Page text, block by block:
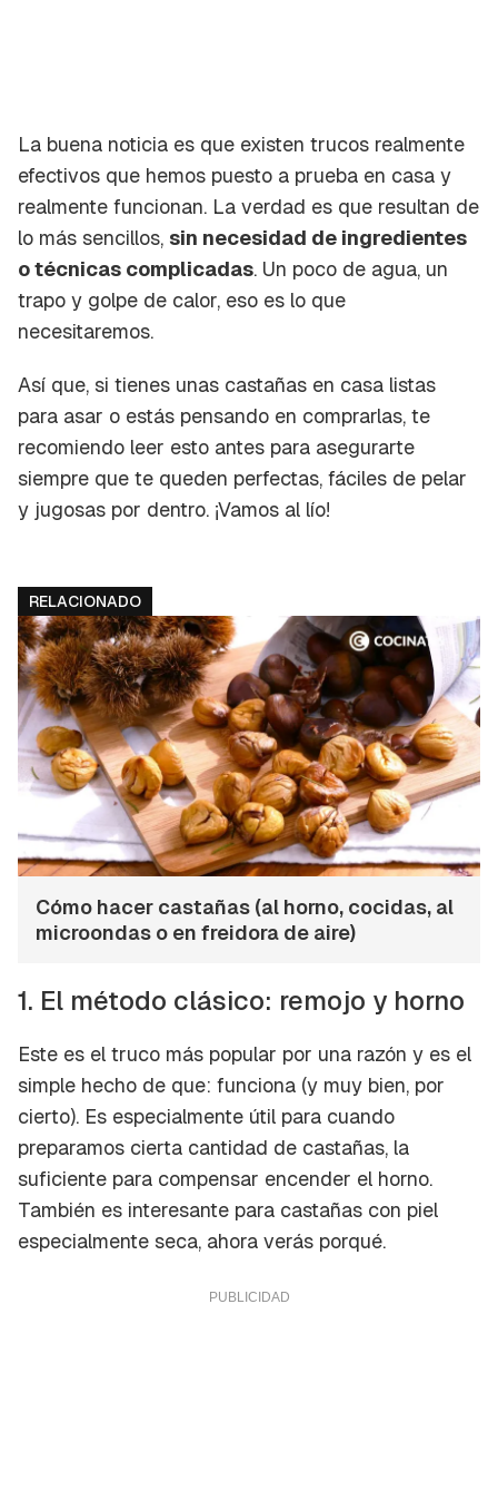
La buena noticia es que existen trucos realmente
efectivos que hemos puesto a prueba en casa y
realmente funcionan. La verdad es que resultan de
lo más sencillos, sin necesidad de ingredientes
o técnicas complicadas. Un poco de agua, un
trapo y golpe de calor, eso es lo que
necesitaremos.
Así que, si tienes unas castañas en casa listas
para asar o estás pensando en comprarlas, te
recomiendo leer esto antes para asegurarte
siempre que te queden perfectas, fáciles de pelar
y jugosas por dentro. ¡Vamos al lío!
RELACIONADO
Cómo hacer castañas (al horno, cocidas, al
microondas o en freidora de aire)
1. El método clásico: remojo y horno
Este es el truco más popular por una razón y es el
simple hecho de que: funciona (y muy bien, por
cierto). Es especialmente útil para cuando
preparamos cierta cantidad de castañas, la
suficiente para compensar encender el horno.
También es interesante para castañas con piel
especialmente seca, ahora verás porqué.